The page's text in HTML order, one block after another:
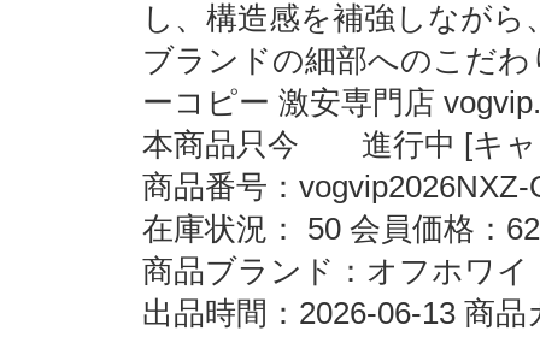
し、構造感を補強しなが
ブランドの細部へのこだ
ーコピー 激安専門店
本商品只今 進行中 [キャ
商品番号：vogvip2026NXZ-
在庫状況： 50 会員価格：
商品ブランド：オフホワイ
出品時間：2026-06-13 商